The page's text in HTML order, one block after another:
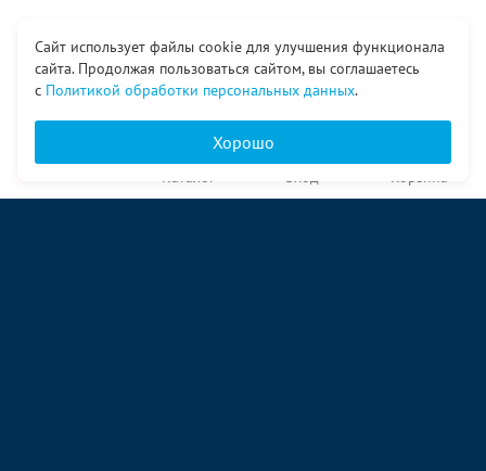
Сайт использует файлы cookie для улучшения функционала
сайта. Продолжая пользоваться сайтом, вы соглашаетесь
с Политикой обработки персональных данных.
Хорошо